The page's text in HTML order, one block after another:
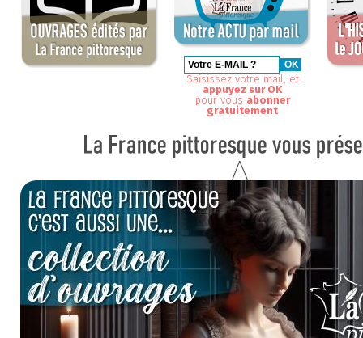
Saisissez votre mail, et
appuyez sur OK
pour vous abonner
gratuitement